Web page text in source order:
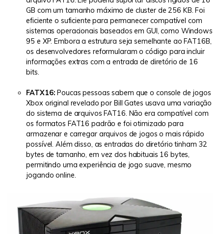
GB com um tamanho máximo de cluster de 256 KB. Foi
eficiente o suficiente para permanecer compatível com
sistemas operacionais baseados em GUI, como Windows
95 e XP. Embora a estrutura seja semelhante ao FAT16B,
os desenvolvedores reformularam o código para incluir
informações extras com a entrada de diretório de 16
bits.
FATX16: Poucas pessoas sabem que o console de jogos
Xbox original revelado por Bill Gates usava uma variação
do sistema de arquivos FAT16. Não era compatível com
os formatos FAT16 padrão e foi otimizado para
armazenar e carregar arquivos de jogos o mais rápido
possível. Além disso, as entradas do diretório tinham 32
bytes de tamanho, em vez dos habituais 16 bytes,
permitindo uma experiência de jogo suave, mesmo
jogando online.